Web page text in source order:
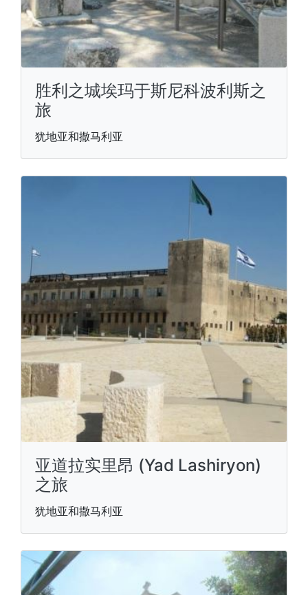
胜利之城埃玛于斯尼科波利斯之
旅
犹地亚和撒马利亚
亚道拉实里昂 (Yad Lashiryon)
之旅
犹地亚和撒马利亚